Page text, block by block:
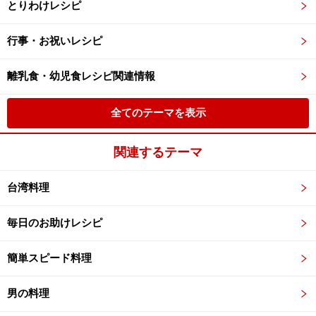
とりわけレシピ
行事・お祝いレシピ
離乳食・幼児食レシピ関連情報
全てのテーマを表示
関連するテーマ
台湾料理
毎日のお助けレシピ
簡単スピード料理
男の料理